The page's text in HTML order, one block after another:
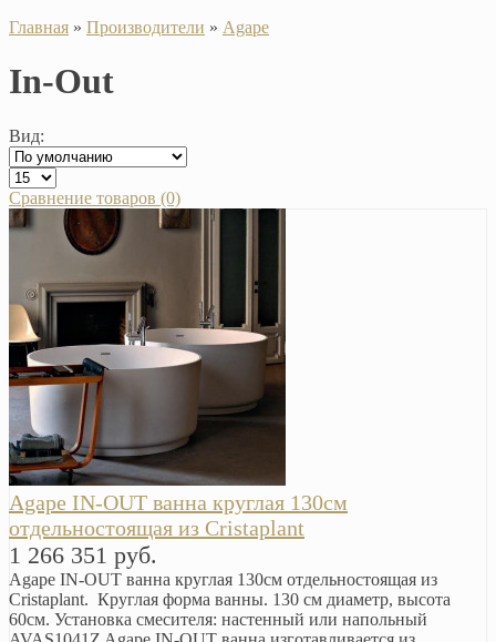
Главная » Производители » Agape
In-Out
Вид:
Сравнение товаров (0)
Agape IN-OUT ванна круглая 130см
отдельностоящая из Cristaplant
1 266 351 руб.
Agape IN-OUT ванна круглая 130см отдельностоящая из
Cristaplant. Круглая форма ванны. 130 см диаметр, высота
60см. Установка смесителя: настенный или напольный